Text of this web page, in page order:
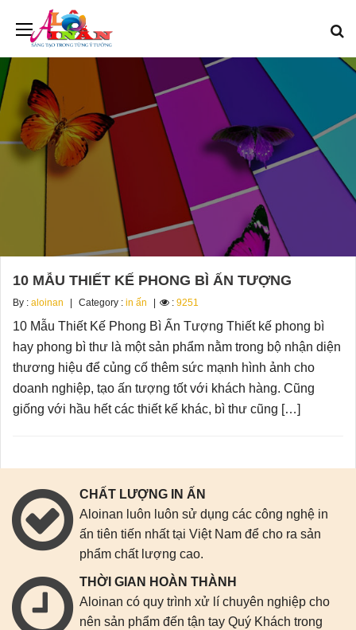
10 MẪU THIẾT KẾ PHONG BÌ ẤN TƯỢNG
By : aloinan Category : in ấn : 9251
10 Mẫu Thiết Kế Phong Bì Ấn Tượng Thiết kế phong bì
hay phong bì thư là một sản phẩm nằm trong bộ nhận diện
thương hiệu để củng cố thêm sức mạnh hình ảnh cho
doanh nghiệp, tạo ấn tượng tốt với khách hàng. Cũng
giống với hầu hết các thiết kế khác, bì thư cũng […]
CHẤT LƯỢNG IN ẤN
Aloinan luôn luôn sử dụng các công nghệ in
ấn tiên tiến nhất tại Việt Nam để cho ra sản
phẩm chất lượng cao.
THỜI GIAN HOÀN THÀNH
Aloinan có quy trình xử lí chuyên nghiệp cho
nên sản phẩm đến tận tay Quý Khách trong